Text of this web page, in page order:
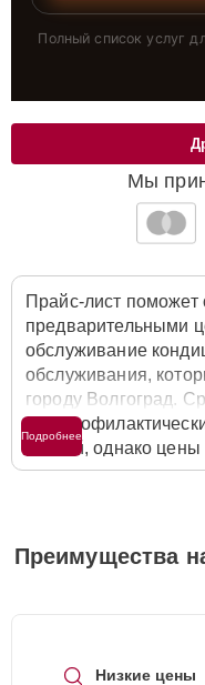
Полный список услуг
Мы
Прайс-лист поможет
предварительными
обслуживание
обслуживания,
городу Волгоград.
или
рублей, однако
комплектующих
службы заботы о
стоимости ремонта
Подробнее
Преимущества
Низкие цены